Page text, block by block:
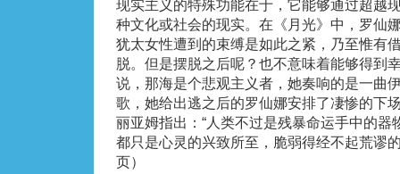
现实主义的特殊功能在于，它能够通过超越
种文化或社会的现实。在《月光》中，罗仙
犹太女性遭到的束缚是如此之紧，乃至惟有
脱。但是摆脱之后呢？也不意味着能够得到
说，那海是个悲观主义者，她奏响的是一曲
歌，她给出逃之后的罗仙娜安排了凄惨的下
丽亚姆指出：“人类不过是残暴命运手中的器
都只是心灵的兴致所至，脆弱得经不起荒谬
页）